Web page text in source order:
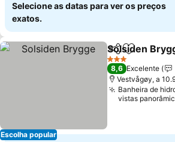
Selecione as datas para ver os preços
exatos.
Escolha popular
PartilharAdicionar
Solsiden
3 Estrelas
8,6 Excelente
Vestvågøy, a
Banheira de
vistas